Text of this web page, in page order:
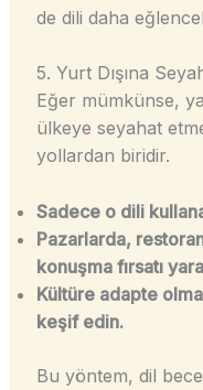
de dili daha
5. Yurt Dışına
Eğer mümkünse,
ülkeye seyahat
yollardan biridir.
Sadece o dili
Pazarlarda,
konuşma fırsatı
Kültüre adapte
keşif edin.
Bu yöntem, dil